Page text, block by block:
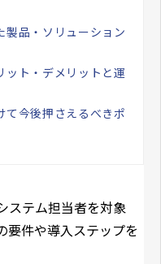
製品・ソリューション
ット・デメリットと運
て今後押さえるべきポ
ステム担当者を対象
要件や導入ステップを